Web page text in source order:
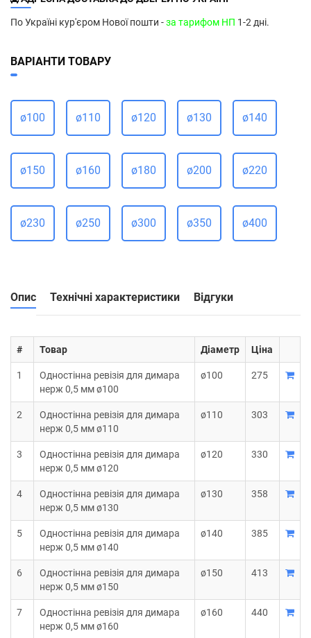
По Україні кур'єром Нової пошти -за тарифом НП 1-2 дні.
ВАРІАНТИ ТОВАРУ
ø100 ø110 ø120 ø130 ø140
ø150 ø160 ø180 ø200 ø220
ø230 ø250 ø300 ø350 ø400
Опис Технічні характеристики Відгуки
# Товар Діаметр Ціна
1
Одностінна ревізія для димара
нерж 0,5 мм ø100
ø100 275
2
Одностінна ревізія для димара
нерж 0,5 мм ø110
ø110 303
3
Одностінна ревізія для димара
нерж 0,5 мм ø120
ø120 330
4
Одностінна ревізія для димара
нерж 0,5 мм ø130
ø130 358
5
Одностінна ревізія для димара
нерж 0,5 мм ø140
ø140 385
6
Одностінна ревізія для димара
нерж 0,5 мм ø150
ø150 413
7
Одностінна ревізія для димара
нерж 0,5 мм ø160
ø160 440